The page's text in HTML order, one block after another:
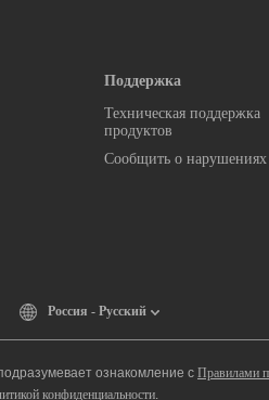
Поддержка
Техническая поддержка
продуктов
Сообщить о нарушениях
Россия - Русский
ознакомление с Правилами
конфиденциальности.